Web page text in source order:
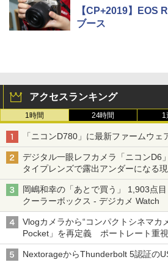
【CP+2019】EOS
ブース
アクセスランキング
1時間 24時間 1
「ニコンD780」に最新ファームウ
デジタル一眼レフカメラ「ニコン
タイプレンズで露出アンダーになる
岡嶋和幸の「あとで買う」 1,903点
クーラーボックス - デジカメ Watch
Vlogカメラから“コンパクトシネマ
Pocket」を再定義 ポートレート重
NextorageからThunderbolt 5認証の